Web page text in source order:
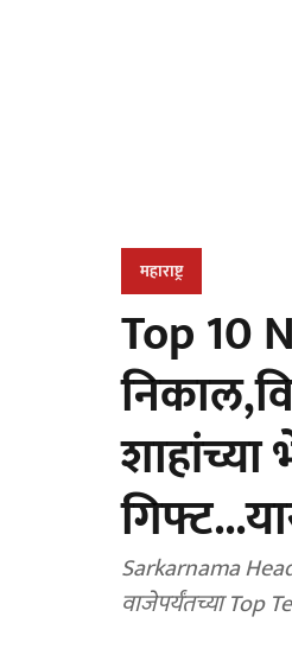
महाराष्ट्र
Top 10
Sarkarnama
वाजेपर्यंतच्या Top